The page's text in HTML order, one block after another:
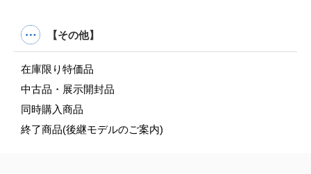
【その他】
在庫限り特価品
中古品・展示開封品
同時購入商品
終了商品(後継モデルのご案内)